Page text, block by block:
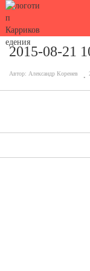
2015-08-21
Автор: Александр Коренев